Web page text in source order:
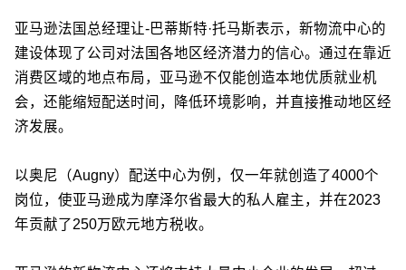
亚马逊法国总经理让-巴蒂斯特·托马斯表示，新物流中心的
建设体现了公司对法国各地区经济潜力的信心。通过在靠近
消费区域的地点布局，亚马逊不仅能创造本地优质就业机
会，还能缩短配送时间，降低环境影响，并直接推动地区经
济发展。
以奥尼（Augny）配送中心为例，仅一年就创造了4000个
岗位，使亚马逊成为摩泽尔省最大的私人雇主，并在2023
年贡献了250万欧元地方税收。